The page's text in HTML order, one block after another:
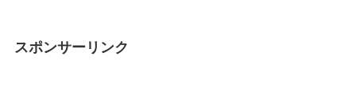
スポンサーリンク